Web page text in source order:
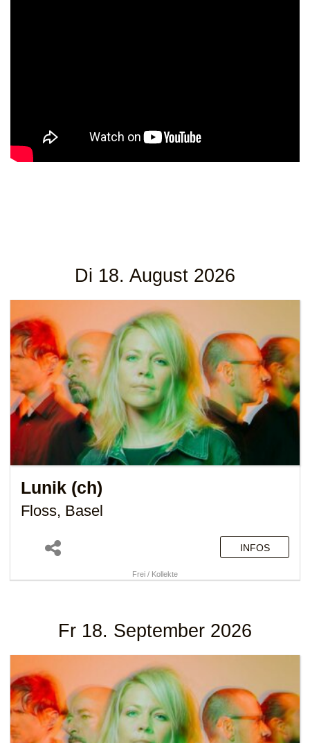
Di 18. August 2026
Lunik (ch)
Floss, Basel
INFOS
Frei / Kollekte
Fr 18. September 2026